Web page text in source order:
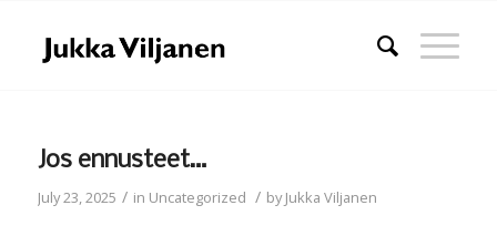
Jos ennusteet…
July 23, 2025 / in Uncategorized / byJukka Viljanen